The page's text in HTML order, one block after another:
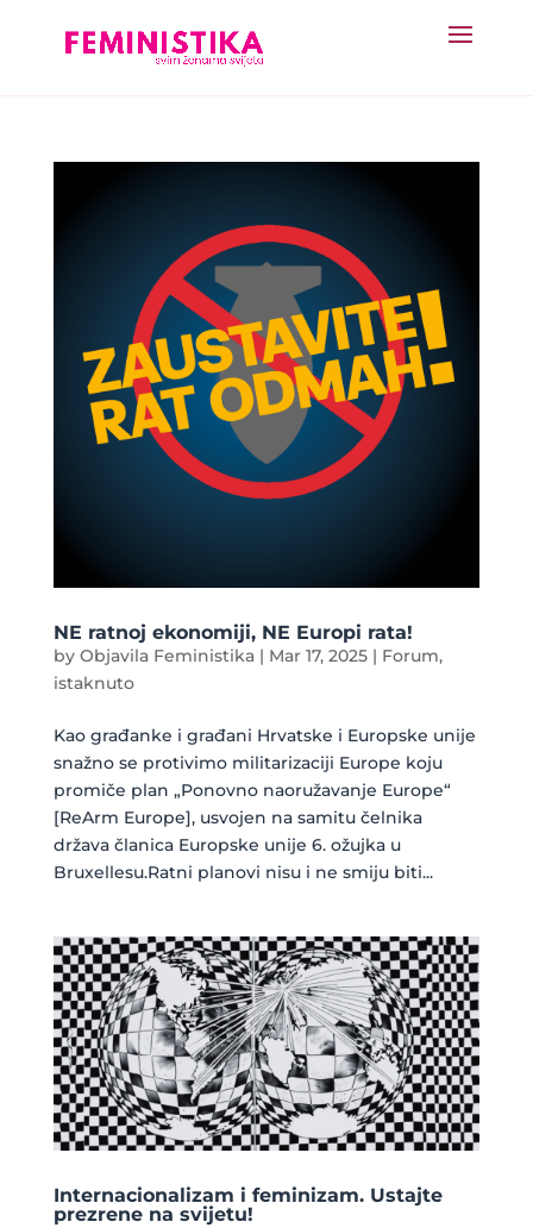
NE ratnoj ekonomiji, NE Europi rata!
by Objavila Feministika| Mar 17, 2025| Forum,
istaknuto
Kao građanke i građani Hrvatske i Europske unije
snažno se protivimo militarizaciji Europe koju
promiče plan „Ponovno naoružavanje Europe“
[ReArm Europe], usvojen na samitu čelnika
država članica Europske unije 6. ožujka u
Bruxellesu.Ratni planovi nisu i ne smiju biti...
Internacionalizam i feminizam. Ustajte
prezrene na svijetu!